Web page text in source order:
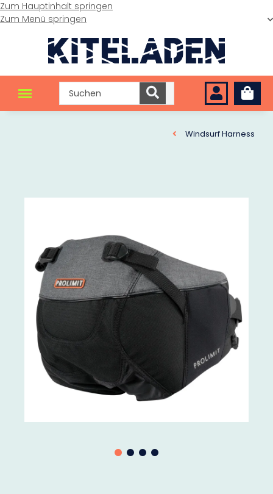
Zum Hauptinhalt springen
Zum Menü springen
Windsurf Harness